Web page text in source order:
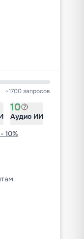
~1700 запросов
10
Аудио ИИ
10%